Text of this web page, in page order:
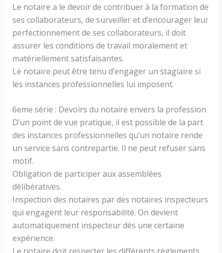
Le notaire a le devoir de contribuer à la formation de
ses collaborateurs, de surveiller et d’encourager leur
perfectionnement de ses collaborateurs, il doit
assurer les conditions de travail moralement et
matériellement satisfaisantes.
Le notaire peut être tenu d’engager un stagiaire si
les instances professionnelles lui imposent.
6eme série : Devoirs du notaire envers la profession
D’un point de vue pratique, il est possible de la part
des instances professionnelles qu’un notaire rende
un service sans contrepartie. Il ne peut refuser sans
motif.
Obligation de participer aux assemblées
délibératives.
Inspection des notaires par des notaires inspecteurs
qui engagent leur responsabilité. On devient
automatiquement inspecteur dès une certaine
expérience.